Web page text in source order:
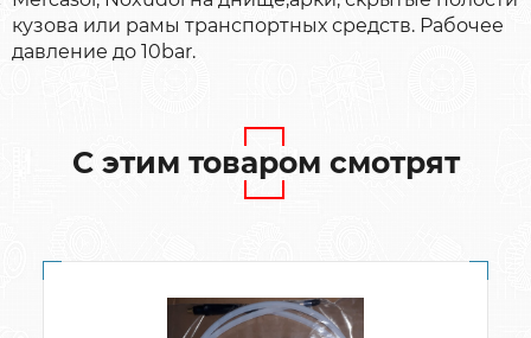
кузова или рамы транспортных средств. Рабочее
давление до 10bar.
С этим товаром смотрят